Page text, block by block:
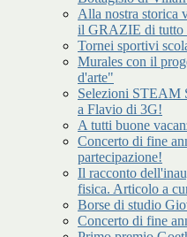
Alla nostra storica
il GRAZIE di tutto
Tornei sportivi
Murales con il
d'arte"
Selezioni STEAM
a Flavio di 3G!
A tutti buone
Concerto di fine
partecipazione!
Il racconto
fisica. Articolo a
Borse di studio
Concerto di fine